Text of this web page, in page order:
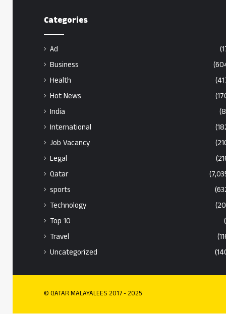
Categories
Ad
Business
Health
Hot News
India
International
Job Vacancy
Legal
Qatar
sports
Technology
Top 10
Travel
Uncategorized
© QATAR MALAYALEES 2017 - 2025